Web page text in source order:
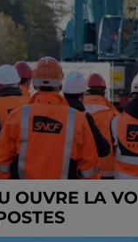
OUVRE LA